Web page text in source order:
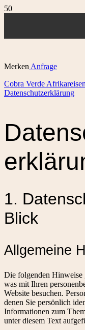
Merken Anfrage
Cobra Verde Afrikareisen
Datenschutzerklärung
1.
Blick
Allgemeine
Die folgenden Hinweise
was mit Ihren
Website besuchen.
denen Sie persönlich
Informationen zum
unter diesem Text